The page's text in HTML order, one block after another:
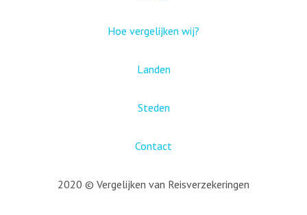
Hoe vergelijken wij?
Landen
Steden
Contact
2020 © Vergelijken van Reisverzekeringen